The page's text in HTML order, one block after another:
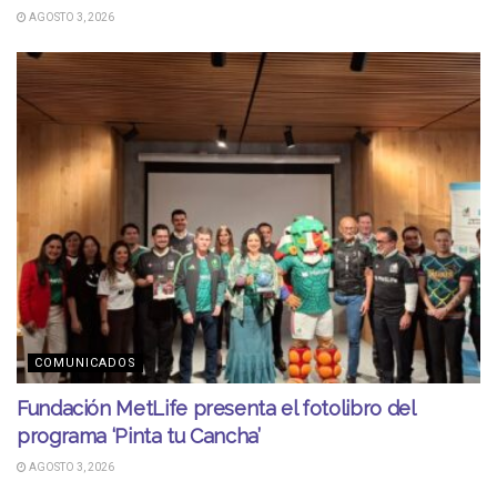
AGOSTO 3, 2026
COMUNICADOS
Fundación MetLife presenta el fotolibro del
programa ‘Pinta tu Cancha’
AGOSTO 3, 2026